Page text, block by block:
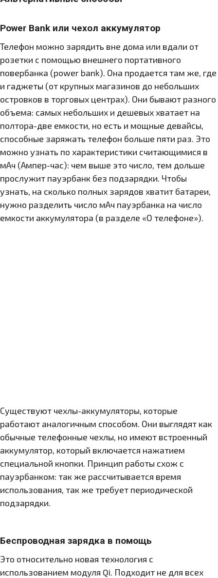
Power Bank или чехол аккумулятор
Телефон можно зарядить вне дома или вдали от
розетки с помощью внешнего портативного
повербанка (power bank). Она продается там же, где
и гаджеты (от крупных магазинов до небольших
островков в торговых центрах). Они бывают разного
объема: самых небольших и дешевых хватает на
полтора-две емкости, но есть и мощные девайсы,
способные заряжать телефон больше пяти раз. Это
можно узнать по характеристики считающимися в
мАч (Ампер-час): чем выше это число, тем дольше
прослужит пауэрбанк без подзарядки. Чтобы
узнать, на сколько полных зарядов хватит батареи,
нужно разделить число мАч пауэрбанка на число
емкости аккумулятора (в разделе «О телефоне»).
Существуют чехлы-аккумуляторы, которые
работают аналогичным способом. Они выглядят как
обычные телефонные чехлы, но имеют встроенный
аккумулятор, который включается нажатием
специальной кнопки. Принцип работы схож с
пауэрбанком: так же рассчитывается время
использования, так же требует периодической
подзарядки.
Беспроводная зарядка в помощь
Это относительно новая технология с
использованием модуля Qi. Подходит не для всех